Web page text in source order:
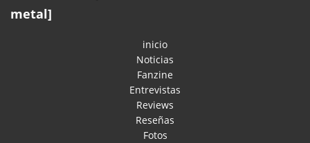
metal]
inicio
Noticias
Fanzine
Entrevistas
Reviews
Reseñas
Fotos